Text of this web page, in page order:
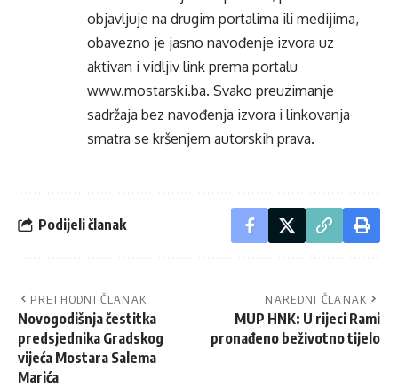
objavljuje na drugim portalima ili medijima,
obavezno je jasno navođenje izvora uz
aktivan i vidljiv link prema portalu
www.mostarski.ba. Svako preuzimanje
sadržaja bez navođenja izvora i linkovanja
smatra se kršenjem autorskih prava.
Podijeli članak
PRETHODNI ČLANAK
Novogodišnja čestitka
predsjednika Gradskog
vijeća Mostara Salema
Marića
NAREDNI ČLANAK
MUP HNK: U rijeci Rami
pronađeno beživotno tijelo